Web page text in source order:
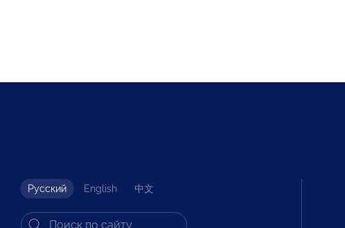
Русский English 中文